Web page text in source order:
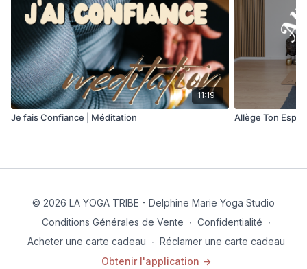
11:19
Je fais Confiance | Méditation Allège Ton
© 2026 LA YOGA TRIBE - Delphine Marie Yoga Studio
Conditions Générales de Vente ∙ Confidentialité ∙
Acheter une carte cadeau ∙ Réclamer une carte cadeau
Obtenir l'application ->